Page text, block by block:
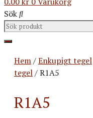
Sök
Hem/Enkupigt tegel
tegel/ R1A5
R1A5